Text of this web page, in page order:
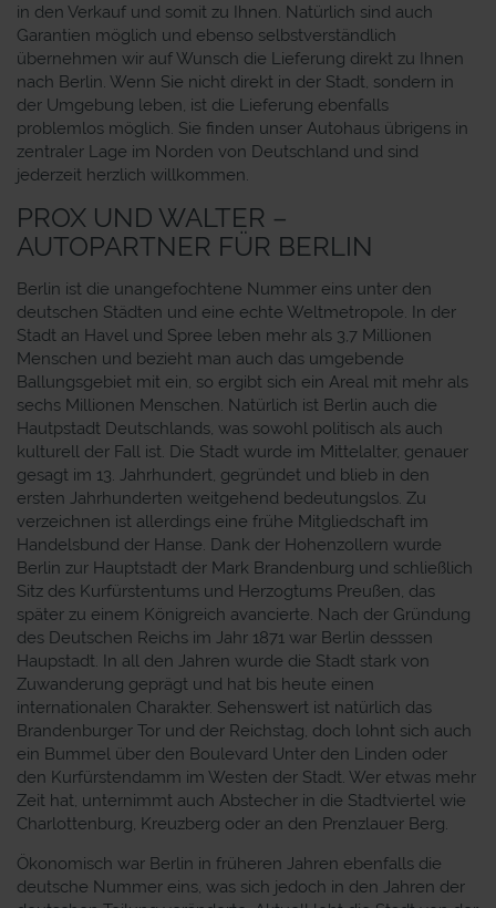
in den Verkauf und somit zu Ihnen. Natürlich sind auch
Garantien möglich und ebenso selbstverständlich
übernehmen wir auf Wunsch die Lieferung direkt zu Ihnen
nach Berlin. Wenn Sie nicht direkt in der Stadt, sondern in
der Umgebung leben, ist die Lieferung ebenfalls
problemlos möglich. Sie finden unser Autohaus übrigens in
zentraler Lage im Norden von Deutschland und sind
jederzeit herzlich willkommen.
PROX UND WALTER –
AUTOPARTNER FÜR BERLIN
Berlin ist die unangefochtene Nummer eins unter den
deutschen Städten und eine echte Weltmetropole. In der
Stadt an Havel und Spree leben mehr als 3,7 Millionen
Menschen und bezieht man auch das umgebende
Ballungsgebiet mit ein, so ergibt sich ein Areal mit mehr als
sechs Millionen Menschen. Natürlich ist Berlin auch die
Hautpstadt Deutschlands, was sowohl politisch als auch
kulturell der Fall ist. Die Stadt wurde im Mittelalter, genauer
gesagt im 13. Jahrhundert, gegründet und blieb in den
ersten Jahrhunderten weitgehend bedeutungslos. Zu
verzeichnen ist allerdings eine frühe Mitgliedschaft im
Handelsbund der Hanse. Dank der Hohenzollern wurde
Berlin zur Hauptstadt der Mark Brandenburg und schließlich
Sitz des Kurfürstentums und Herzogtums Preußen, das
später zu einem Königreich avancierte. Nach der Gründung
des Deutschen Reichs im Jahr 1871 war Berlin desssen
Haupstadt. In all den Jahren wurde die Stadt stark von
Zuwanderung geprägt und hat bis heute einen
internationalen Charakter. Sehenswert ist natürlich das
Brandenburger Tor und der Reichstag, doch lohnt sich auch
ein Bummel über den Boulevard Unter den Linden oder
den Kurfürstendamm im Westen der Stadt. Wer etwas mehr
Zeit hat, unternimmt auch Abstecher in die Stadtviertel wie
Charlottenburg, Kreuzberg oder an den Prenzlauer Berg.
Ökonomisch war Berlin in früheren Jahren ebenfalls die
deutsche Nummer eins, was sich jedoch in den Jahren der